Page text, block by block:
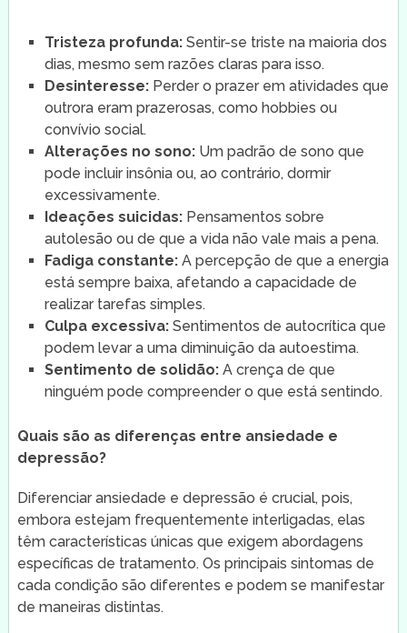
Tristeza profunda:Sentir-se triste na maioria dos
dias, mesmo sem razões claras para isso.
Desinteresse:Perder o prazer em atividades que
outrora eram prazerosas, como hobbies ou
convívio social.
Alterações no sono:Um padrão de sono que
pode incluir insônia ou, ao contrário, dormir
excessivamente.
Ideações suicidas:Pensamentos sobre
autolesão ou de que a vida não vale mais a pena.
Fadiga constante:A percepção de que a energia
está sempre baixa, afetando a capacidade de
realizar tarefas simples.
Culpa excessiva:Sentimentos de autocrítica que
podem levar a uma diminuição da autoestima.
Sentimento de solidão:A crença de que
ninguém pode compreender o que está sentindo.
Quais são as diferenças entre ansiedade e
depressão?
Diferenciar ansiedade e depressão é crucial, pois,
embora estejam frequentemente interligadas, elas
têm características únicas que exigem abordagens
específicas de tratamento. Os principais sintomas de
cada condição são diferentes e podem se manifestar
de maneiras distintas.